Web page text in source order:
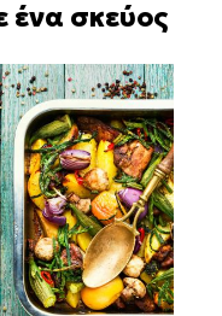
ένα σκεύος